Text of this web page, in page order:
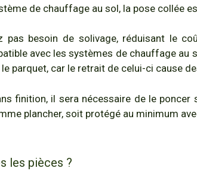
de chauffage au sol, la pose collée
pas besoin de solivage, réduisant le
avec les systèmes de chauffage au
parquet, car le retrait de celui-ci cause
finition, il sera nécessaire de le poncer
plancher, soit protégé au minimum
les pièces ?